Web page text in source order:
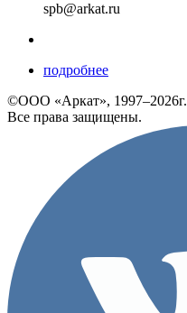
spb@arkat.ru
подробнее
©ООО «Аркат», 1997–2026г.
Все права защищены.